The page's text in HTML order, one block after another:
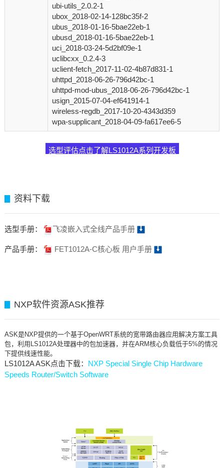
ubi-utils_2.0.2-1
ubox_2018-02-14-128bc35f-2
ubus_2018-01-16-5bae22eb-1
ubusd_2018-01-16-5bae22eb-1
uci_2018-03-24-5d2bf09e-1
uclibcxx_0.2.4-3
uclient-fetch_2017-11-02-4b87d831-1
uhttpd_2018-06-26-796d42bc-1
uhttpd-mod-ubus_2018-06-26-796d42bc-1
usign_2015-07-04-ef641914-1
wireless-regdb_2017-10-20-4343d359
wpa-supplicant_2018-04-09-fa617ee6-5
选型评估点击了解LS1012A系列开发板
资料下载
选型手册： 飞凌嵌入式全线产品手册
产品手册： FET1012A-C核心板 用户手册
NXP软件资源ASK推荐
ASK是NXP提供的一个基于OpenWRT系统的宽带路由器应用解决方案工具
包，利用LS1012A处理器中的包加速器，并在ARM核心负载低于5%的情况
下提供线速性能。
LS1012A ASK点击下载： NXP Special Single Chip Hardware
Speeds Router/Switch Software